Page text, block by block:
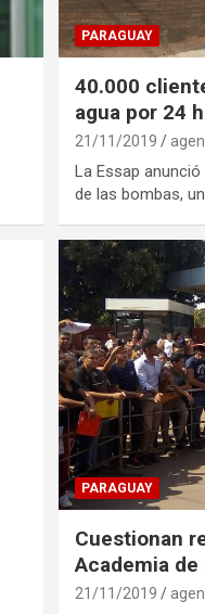
PARAGUAY
40.000
agua por 24
21/11/2019
La Essap
de las bombas,
PARAGUAY
Cuestionan
Academia de
21/11/2019